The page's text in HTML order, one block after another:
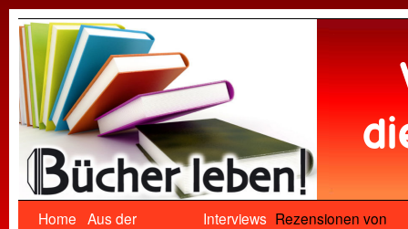
Home Aus der
Interviews Rezensionen von